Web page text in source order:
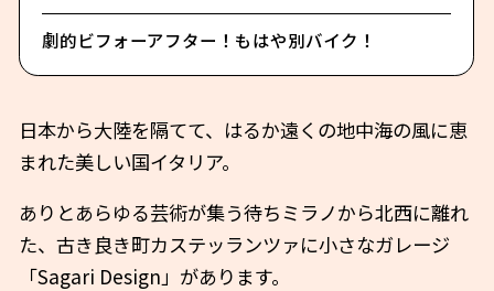
劇的ビフォーアフター！もはや別バイク！
日本から大陸を隔てて、はるか遠くの地中海の風に恵
まれた美しい国イタリア。
ありとあらゆる芸術が集う待ちミラノから北西に離れ
た、古き良き町カステッランツァに小さなガレージ
「Sagari Design」があります。